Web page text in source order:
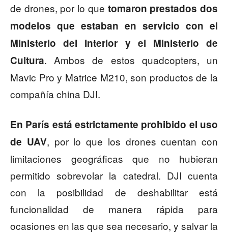
de drones, por lo que tomaron prestados dos
modelos que estaban en servicio con el
Ministerio del Interior y el Ministerio de
Cultura. Ambos de estos quadcopters, un
Mavic Pro y Matrice M210, son productos de la
compañía china DJI.
En París está estrictamente prohibido el uso
de UAV, por lo que los drones cuentan con
limitaciones geográficas que no hubieran
permitido sobrevolar la catedral. DJI cuenta
con la posibilidad de deshabilitar está
funcionalidad de manera rápida para
ocasiones en las que sea necesario, y salvar la